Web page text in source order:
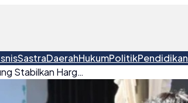
SastraDaerahHukumPolitikPendidikan
Jelang Idul Adha, Pemkab Belitung Stabilkan Harga Pangan Lewat Pasar Tani